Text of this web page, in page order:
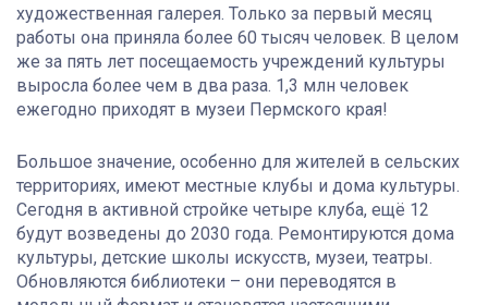
художественная галерея. Только за первый месяц
работы она приняла более 60 тысяч человек. В целом
же за пять лет посещаемость учреждений культуры
выросла более чем в два раза. 1,3 млн человек
ежегодно приходят в музеи Пермского края!
Большое значение, особенно для жителей в сельских
территориях, имеют местные клубы и дома культуры.
Сегодня в активной стройке четыре клуба, ещё 12
будут возведены до 2030 года. Ремонтируются дома
культуры, детские школы искусств, музеи, театры.
Обновляются библиотеки – они переводятся в